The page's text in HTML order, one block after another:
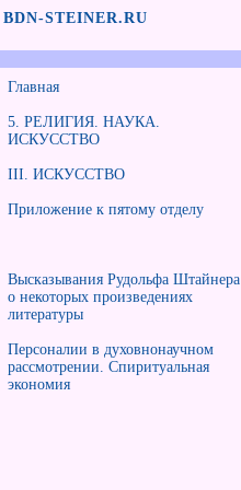
BDN-STEINER.RU
Главная
5. РЕЛИГИЯ. НАУКА.
ИСКУССТВО
III. ИСКУССТВО
Приложение к пятому отделу
Высказывания Рудольфа Штайнера
о некоторых произведениях
литературы
Персоналии в духовнонаучном
рассмотрении. Спиритуальная
экономия